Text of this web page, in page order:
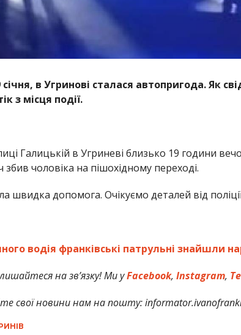
січня, в Угринові сталася автопригода. Як
з місця події.
Галицькій в Угриневі близько 19 години
чоловіка на пішохідному переході.
швидка допомога. Очікуємо деталей від
водія франківські патрульні знайшли
на зв’язку! Ми уFacebook, Instagram,
свої новини нам на пошту: